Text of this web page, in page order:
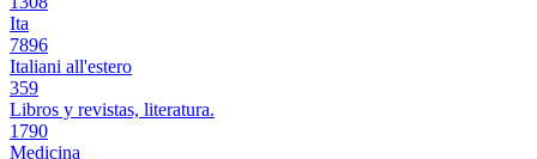
Ita
7896
Italiani all'estero
359
Libros y revistas, literatura.
1790
Medicina